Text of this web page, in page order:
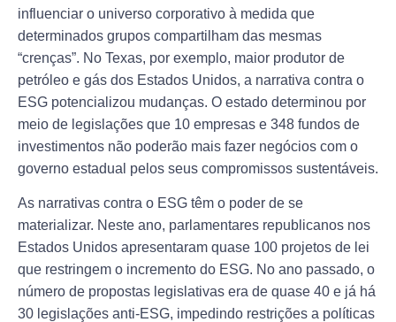
influenciar o universo corporativo à medida que
determinados grupos compartilham das mesmas
“crenças”. No Texas, por exemplo, maior produtor de
petróleo e gás dos Estados Unidos, a narrativa contra o
ESG potencializou mudanças. O estado determinou por
meio de legislações que 10 empresas e 348 fundos de
investimentos não poderão mais fazer negócios com o
governo estadual pelos seus compromissos sustentáveis.
As narrativas contra o ESG têm o poder de se
materializar. Neste ano, parlamentares republicanos nos
Estados Unidos apresentaram quase 100 projetos de lei
que restringem o incremento do ESG. No ano passado, o
número de propostas legislativas era de quase 40 e já há
30 legislações anti-ESG, impedindo restrições a políticas